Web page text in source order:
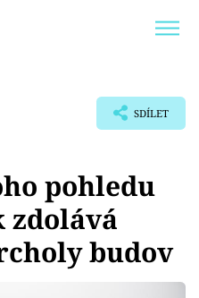
SDÍLET
pohledu
budov